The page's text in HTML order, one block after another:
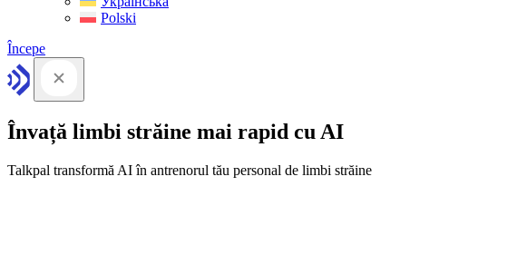
Polski
Începe
Învață limbi străine mai rapid cu AI
Talkpal transformă AI în antrenorul tău personal de limbi străine